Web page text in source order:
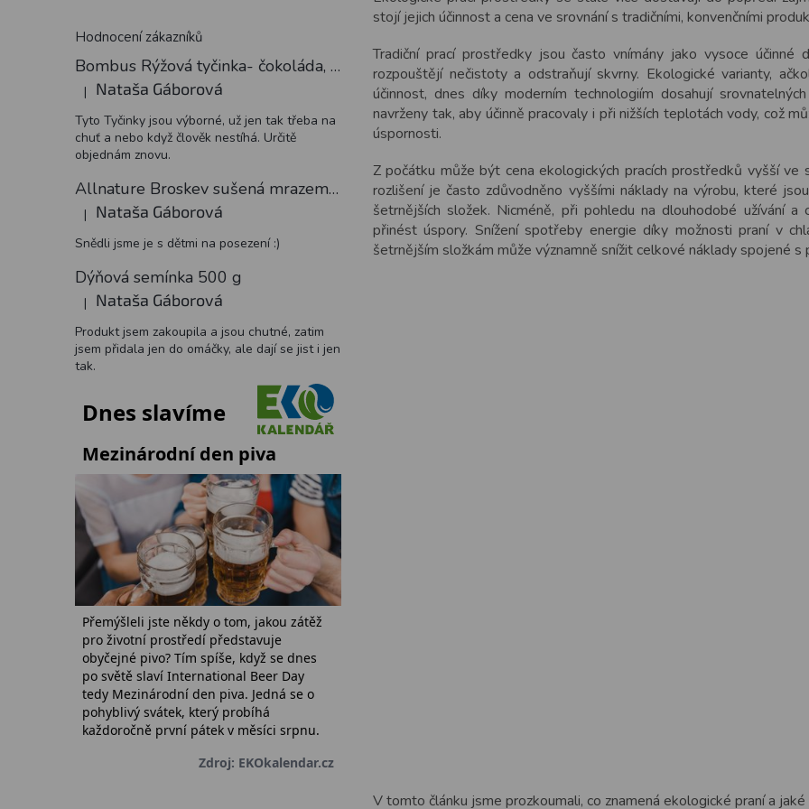
Hodnocení zákazníků
Bombus Rýžová tyčinka- čokoláda, 18 g
Hodnocení produktu je 5 z 5 hvězdiček.
| Nataša Gáborová
Tyto Tyčinky jsou výborné, už jen tak třeba na
chuť a nebo když člověk nestíhá. Určitě
objednám znovu.
Allnature Broskev sušená mrazem plátky, 15 g
Hodnocení produktu je 5 z 5 hvězdiček.
| Nataša Gáborová
Snědli jsme je s dětmi na posezení :)
Dýňová semínka 500 g
Hodnocení produktu je 5 z 5 hvězdiček.
| Nataša Gáborová
Produkt jsem zakoupila a jsou chutné, zatim
jsem přidala jen do omáčky, ale dají se jist i jen
tak.
stojí jejich účinnost a cena ve srovnání s tradičními, konvenčními
Tradiční prací prostředky jsou často vnímány jako vysoce účinné
rozpouštějí nečistoty a odstraňují skvrny. Ekologické varianty,
účinnost, dnes díky moderním technologiím dosahují
navrženy tak, aby účinně pracovaly i při nižších teplotách vody, což
úspornosti.
Z počátku může být cena ekologických pracích prostředků vyšší ve
rozlišení je často zdůvodněno vyššími náklady na výrobu, které
šetrnějších složek. Nicméně, při pohledu na dlouhodobé užívání
přinést úspory. Snížení spotřeby energie díky možnosti praní v
šetrnějším složkám může významně snížit celkové náklady spojené s
V tomto článku jsme prozkoumali, co znamená ekologické praní a